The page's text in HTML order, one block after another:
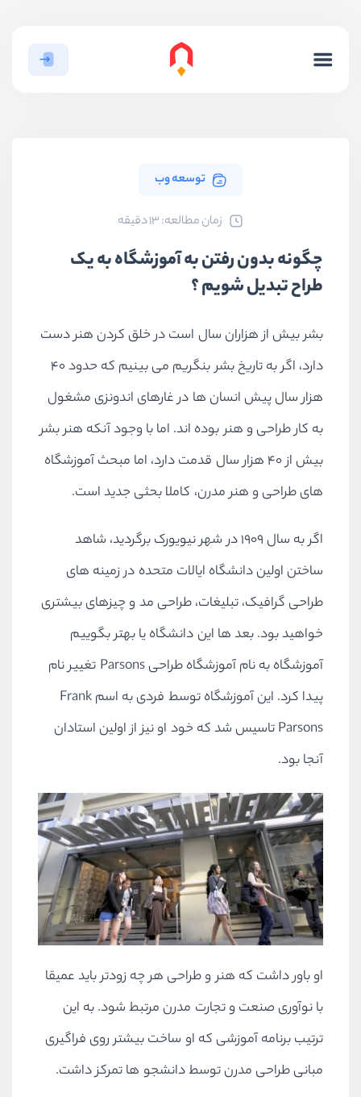
توسعه وب
ﺯﻣﺎﻥ ﻣﻄﺎﻟﻌﻪ: 13 دقیقه
چگونه بدون رفتن به آموزشگاه به یک
طراح تبدیل شویم ؟
بشر بیش از هزاران سال است در خلق کردن هنر دست
دارد، اگر به تاریخ بشر بنگریم می بینیم که حدود ۴۰
هزار سال پیش انسان ها در غارهای اندونزی مشغول
به کار طراحی و هنر بوده اند. اما با وجود آنکه هنر بشر
بیش از ۴۰ هزار سال قدمت دارد، اما مبحث آموزشگاه
های طراحی و هنر مدرن، کاملا بحثی جدید است.
اگر به سال ۱۹۰۹ در شهر نیویورک برگردید، شاهد
ساختن اولین دانشگاه ایالات متحده در زمینه های
طراحی گرافیک، تبلیغات، طراحی مد و چیزهای بیشتری
خواهید بود. بعد ها این دانشگاه یا بهتر بگوییم
آموزشگاه به نام آموزشگاه طراحی Parsons تغییر نام
پیدا کرد. این آموزشگاه توسط فردی به اسم Frank
Parsons تاسیس شد که خود او نیز از اولین استادان
آنجا بود.
او باور داشت که هنر و طراحی هر چه زودتر باید عمیقا
با نوآوری صنعت و تجارت مدرن مرتبط شود. به این
ترتیب برنامه آموزشی که او ساخت بیشتر روی فراگیری
مبانی طراحی مدرن توسط دانشجو ها تمرکز داشت.